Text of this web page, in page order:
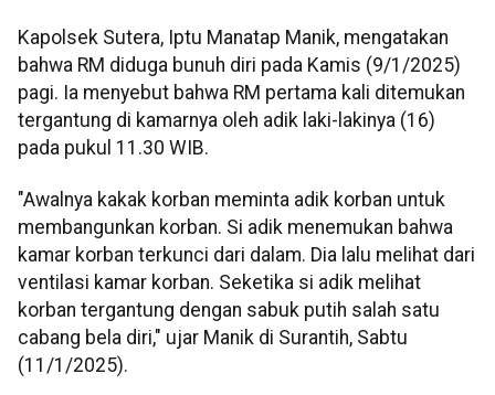
Kapolsek Sutera, Iptu Manatap Manik, mengatakan
bahwa RM diduga bunuh diri pada Kamis (9/1/2025)
pagi. Ia menyebut bahwa RM pertama kali ditemukan
tergantung di kamarnya oleh adik laki-lakinya (16)
pada pukul 11.30 WIB.
"Awalnya kakak korban meminta adik korban untuk
membangunkan korban. Si adik menemukan bahwa
kamar korban terkunci dari dalam. Dia lalu melihat dari
ventilasi kamar korban. Seketika si adik melihat
korban tergantung dengan sabuk putih salah satu
cabang bela diri," ujar Manik di Surantih, Sabtu
(11/1/2025).